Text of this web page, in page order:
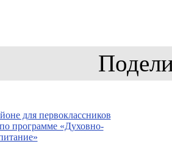
для первоклассников
программе «Духовно-